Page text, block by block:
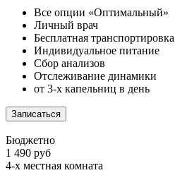
Все опции «Оптимальный»
Личный врач
Бесплатная транспортировка
Индивидуальное питание
Сбор анализов
Отслеживание динамики
от 3-х капельниц в день
Записаться
Бюджетно
1 490 руб
4-х местная комната